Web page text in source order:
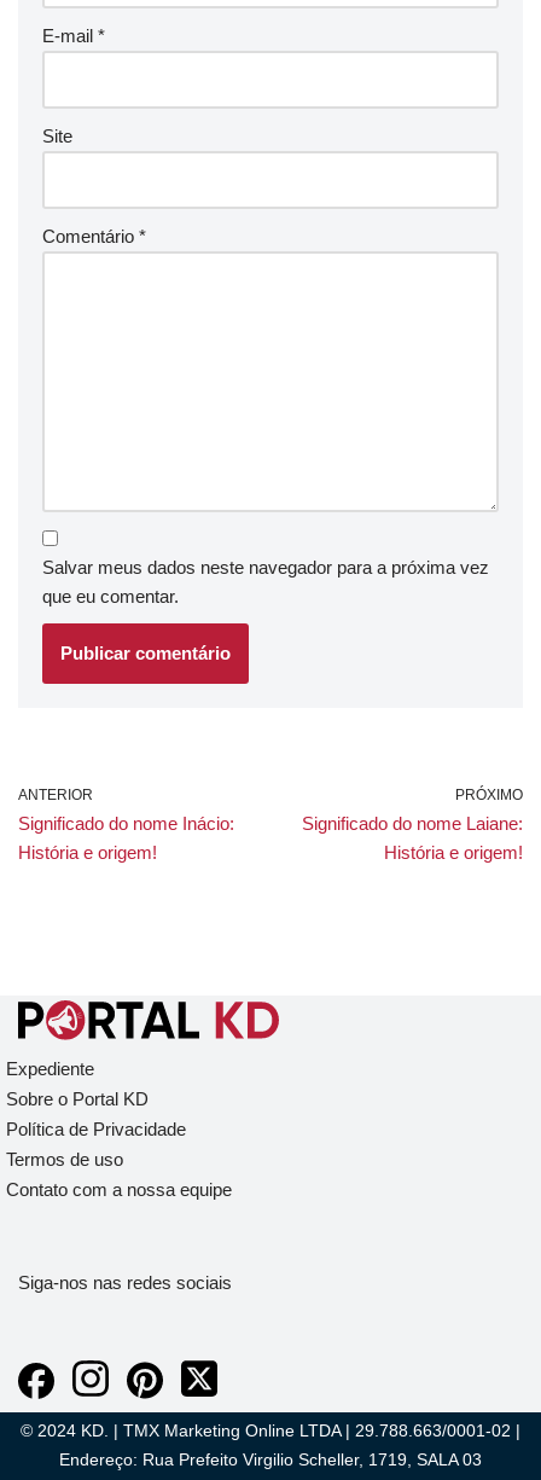
E-mail *
Site
Comentário *
Salvar meus dados neste navegador para a próxima vez
que eu comentar.
ANTERIOR
Significado do nome Inácio:
História e origem!
PRÓXIMO
Significado do nome Laiane:
História e origem!
Expediente
Sobre o Portal KD
Política de Privacidade
Termos de uso
Contato com a nossa equipe
Siga-nos nas redes sociais
© 2024 KD. | TMX Marketing Online LTDA | 29.788.663/0001-02 |
Endereço: Rua Prefeito Virgilio Scheller, 1719, SALA 03